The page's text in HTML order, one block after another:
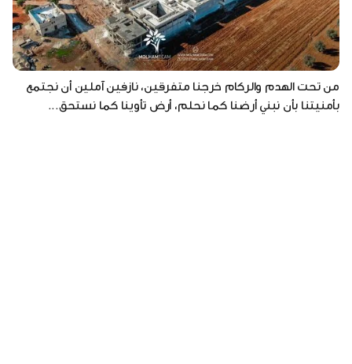
من تحت الهدم والركام خرجنا متفرقين، نازفين آملين أن نجتمع
بأمنيتنا بأن نبني أرضنا كما نحلم، أرض تأوينا كما نستحق...